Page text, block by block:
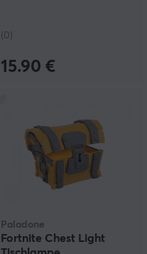
(0)
15.90 €
Paladone
Fortnite Chest Light